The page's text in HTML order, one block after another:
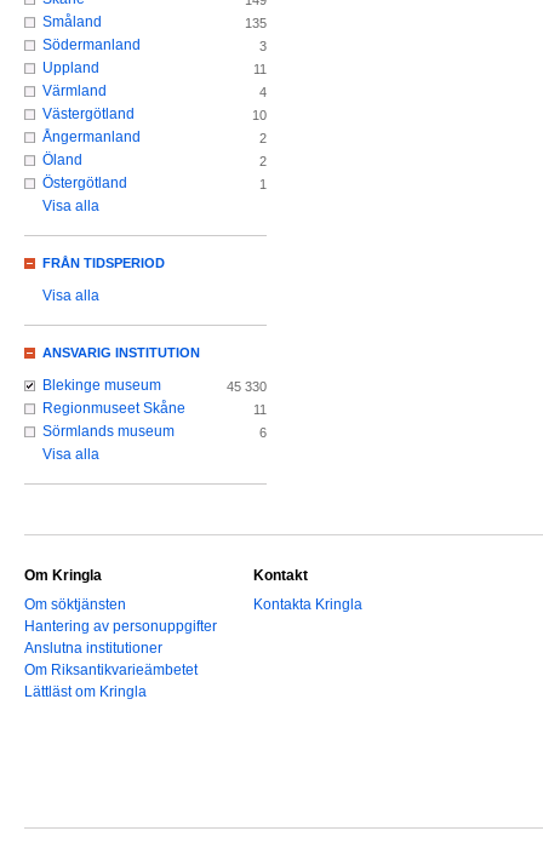
Småland 135
Södermanland 3
Uppland 11
Värmland 4
Västergötland 10
Ångermanland 2
Öland 2
Östergötland 1
Visa alla
FRÅN TIDSPERIOD
Visa alla
ANSVARIG INSTITUTION
Blekinge museum 45 330
Regionmuseet Skåne 11
Sörmlands museum 6
Visa alla
Om Kringla
Om söktjänsten
Hantering av personuppgifter
Anslutna institutioner
Om Riksantikvarieämbetet
Lättläst om Kringla
Kontakt
Kontakta Kringla